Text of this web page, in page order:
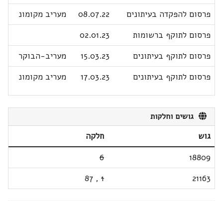
פרסום להפקדה בעיתונים
08.07.22
מעריב מקומונ
פרסום לתוקף ברשומות
02.01.23
פרסום לתוקף בעיתונים
15.03.23
מעריב-הבוקר
פרסום לתוקף בעיתונים
17.03.23 מעריב מקומונ
גושים וחלקות
גוש
חלקה
18809
6
21163
1
,
87